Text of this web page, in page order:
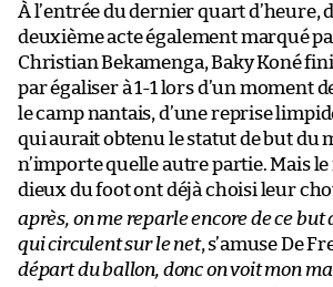
À l’entrée du dernier quart d’heure,
deuxième acte également marqué
Christian Bekamenga, Baky Koné
par égaliser à 1-1 lors d’un moment
le camp nantais, d’une reprise
qui aurait obtenu le statut de but du
n’importe quelle autre partie. Mais le
dieux du foot ont déjà choisi leur
après, on me reparle encore de ce but
qui circulent sur le net, s’amuse De
départ du ballon, donc on voit mon